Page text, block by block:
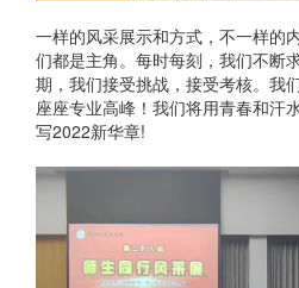
一样的风采展示和方式，不一样的
们都是主角。每时每刻，我们不断
期，我们接受挑战，接受考核。我
座座专业高峰！我们将用青春和汗
写2022新华章!